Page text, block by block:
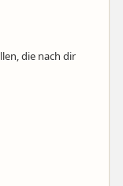
die nach dir